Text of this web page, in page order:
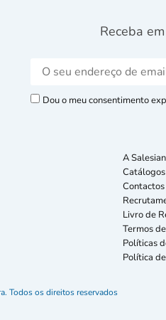
Receba
Dou o meu consentimento
A
Catálogos
Contactos
Livro de
Termos
Políticas
Política
Todos os direitos reservados